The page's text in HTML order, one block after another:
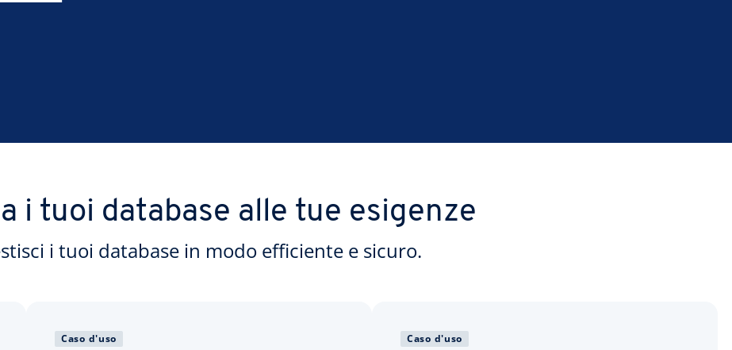
i tuoi database alle tue esigenze
i tuoi database in modo efficiente e sicuro.
Caso d'uso Caso d'uso